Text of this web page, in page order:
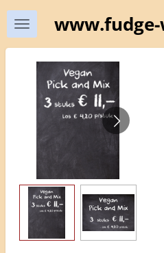
Ga
direct
naar
hoofdinhoud